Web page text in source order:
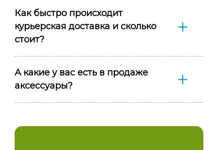
Как быстро происходит
курьерская доставка и сколько
стоит?
А какие у вас есть в продаже
аксессуары?